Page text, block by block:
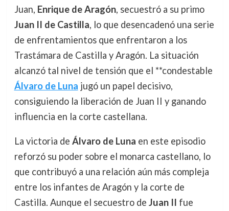
Juan, Enrique de Aragón, secuestró a su primo
Juan II de Castilla, lo que desencadenó una serie
de enfrentamientos que enfrentaron a los
Trastámara de Castilla y Aragón. La situación
alcanzó tal nivel de tensión que el **condestable
Álvaro de Luna jugó un papel decisivo,
consiguiendo la liberación de Juan II y ganando
influencia en la corte castellana.
La victoria de Álvaro de Luna en este episodio
reforzó su poder sobre el monarca castellano, lo
que contribuyó a una relación aún más compleja
entre los infantes de Aragón y la corte de
Castilla. Aunque el secuestro de Juan II fue